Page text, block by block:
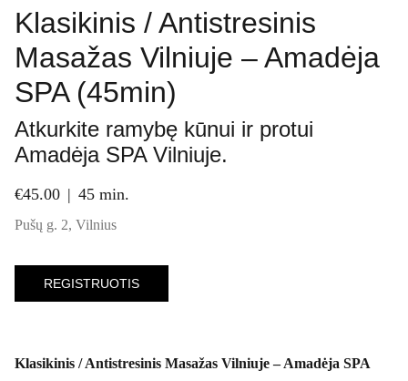
Klasikinis / Antistresinis
Masažas Vilniuje – Amadėja
SPA (45min)
Atkurkite ramybę kūnui ir protui
Amadėja SPA Vilniuje.
€45.00 45 min.
Pušų g. 2, Vilnius
REGISTRUOTIS
Klasikinis / Antistresinis Masažas Vilniuje – Amadėja SPA